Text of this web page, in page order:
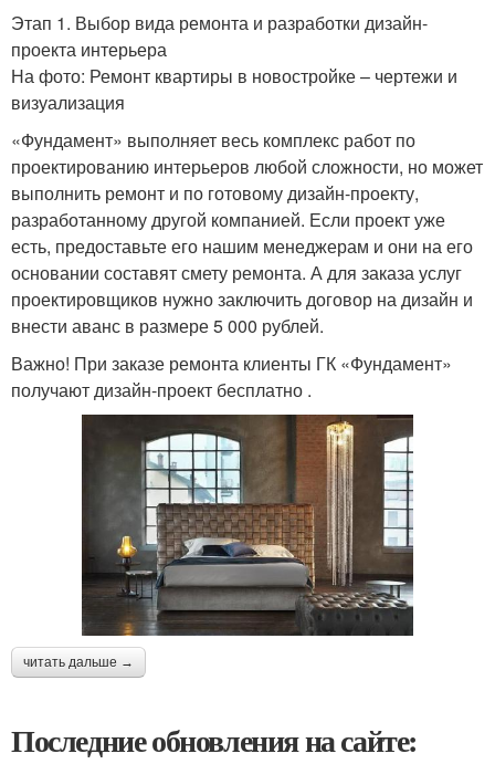
Этап 1. Выбор вида ремонта и разработки дизайн-
проекта интерьера
На фото: Ремонт квартиры в новостройке – чертежи и
визуализация
«Фундамент» выполняет весь комплекс работ по
проектированию интерьеров любой сложности, но может
выполнить ремонт и по готовому дизайн-проекту,
разработанному другой компанией. Если проект уже
есть, предоставьте его нашим менеджерам и они на его
основании составят смету ремонта. А для заказа услуг
проектировщиков нужно заключить договор на дизайн и
внести аванс в размере 5 000 рублей.
Важно! При заказе ремонта клиенты ГК «Фундамент»
получают дизайн-проект бесплатно .
читать дальше →
Последние обновления на сайте: